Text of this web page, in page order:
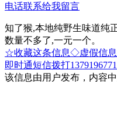
电话联系给我留言
知了猴,本地纯野生味道纯
数量不多了,一元一个。
☆收藏这条信息◇虚假信
即时通短信拨打
该信息由用户发布，内容